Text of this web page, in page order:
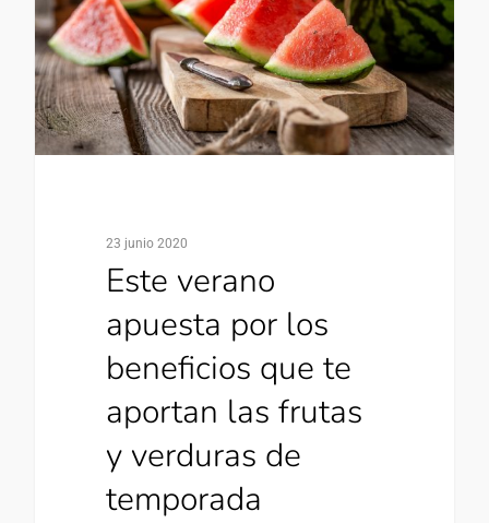
23 junio 2020
Este verano
apuesta por los
beneficios que te
aportan las frutas
y verduras de
temporada